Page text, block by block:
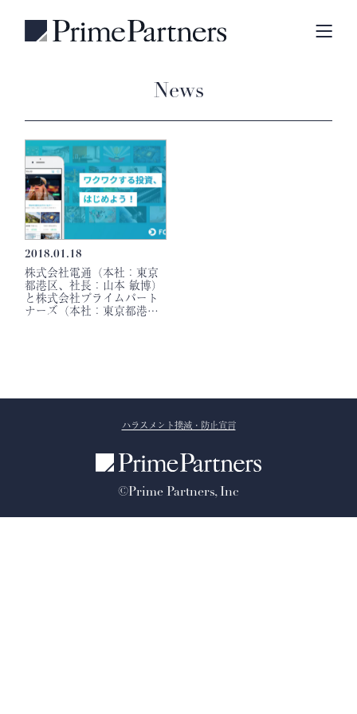
News
2018.01.18
株式会社電通（本社：東京
都港区、社長：山本 敏博）
と株式会社プライムパート
ナーズ（本社：東京都港…
ハラスメント撲滅・防止宣言
©Prime Partners, Inc